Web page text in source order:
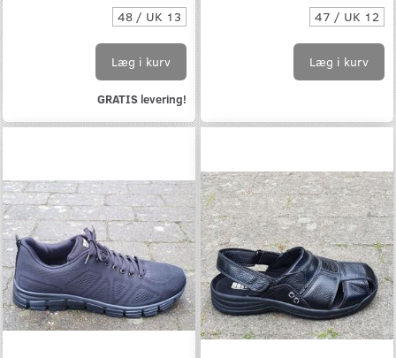
48 / UK 13
Læg i kurv
GRATIS levering!
47 / UK 12
Læg i kurv